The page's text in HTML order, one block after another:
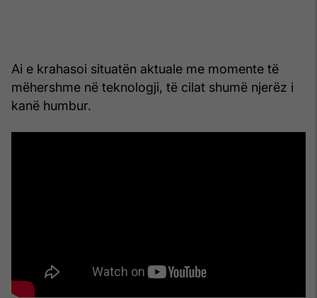
Ai e krahasoi situatën aktuale me momente të
mëhershme në teknologji, të cilat shumë njerëz i
kanë humbur.